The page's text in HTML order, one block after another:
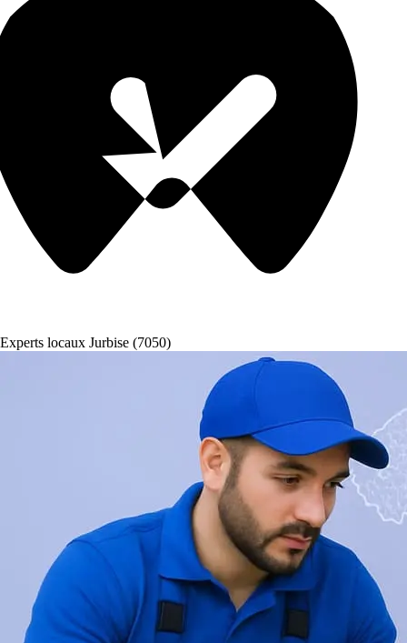
Experts locaux Jurbise (7050)